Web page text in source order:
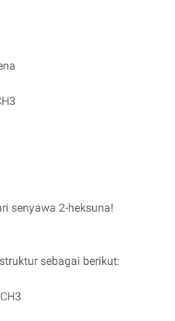
senyawa 2-heksuna!
sebagai berikut: